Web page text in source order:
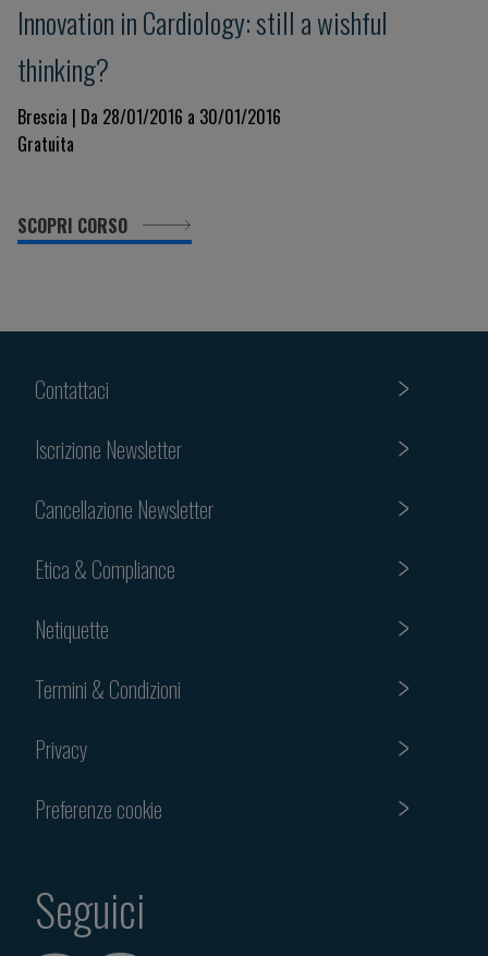
Innovation in Cardiology: still a wishful
thinking?
Brescia | Da 28/01/2016 a 30/01/2016
Gratuita
SCOPRI CORSO
Contattaci
Iscrizione Newsletter
Cancellazione Newsletter
Etica & Compliance
Netiquette
Termini & Condizioni
Privacy
Preferenze cookie
Seguici